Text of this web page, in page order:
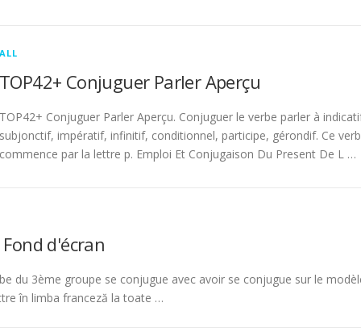
ALL
TOP42+ Conjuguer Parler Aperçu
TOP42+ Conjuguer Parler Aperçu. Conjuguer le verbe parler à
subjonctif, impératif, infinitif, conditionnel, participe, gérondif. Ce
commence par la lettre p. Emploi Et Conjugaison Du Present De L …
d'écran
du 3ème groupe se conjugue avec avoir se conjugue sur le
în limba franceză la toate …